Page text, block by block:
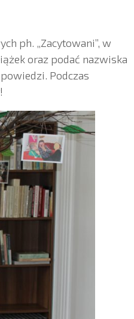
ph. „Zacytowani”, w
oraz podać nazwiska
Podczas